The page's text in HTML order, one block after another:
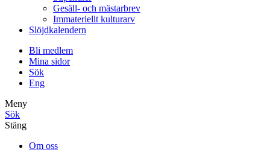
Gesäll- och mästarbrev
Immateriellt kulturarv
Slöjdkalendern
Bli medlem
Mina sidor
Sök
Eng
Meny
Sök
Stäng
Om oss